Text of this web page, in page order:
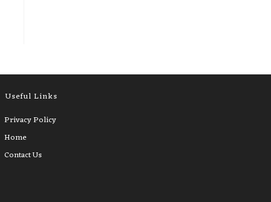
Useful Links
Privacy Policy
Home
Contact Us